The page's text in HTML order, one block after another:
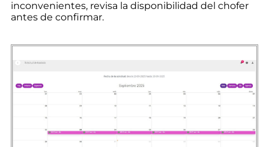
inconvenientes, revisa la disponibilidad del chofer
antes de confirmar.